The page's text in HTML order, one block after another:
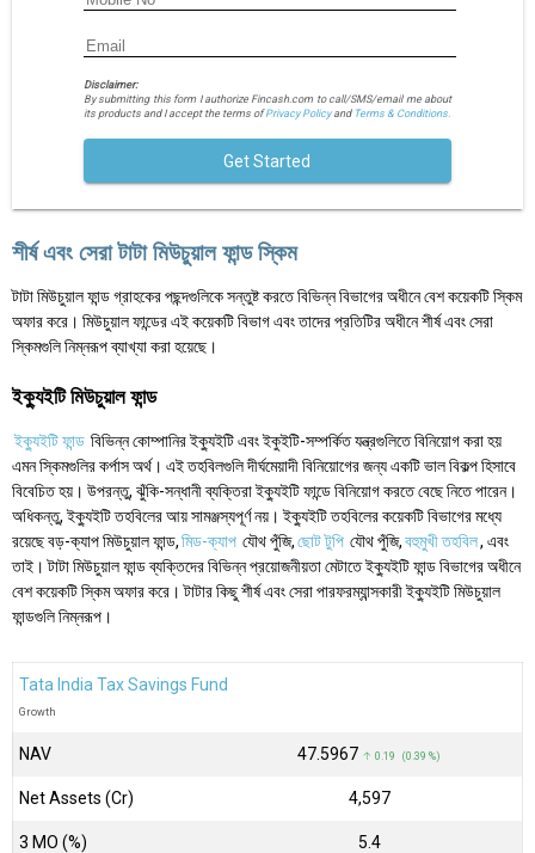
Disclaimer:
By submitting this form I authorize Fincash.com to call/SMS/email me about
its products and I accept the terms ofPrivacy Policyand Terms & Conditions.
Get Started
শীর্ষ এবং সেরা টাটা মিউচুয়াল ফান্ড স্কিম
টাটা মিউচুয়াল ফান্ড গ্রাহকের পছন্দগুলিকে সন্তুষ্ট করতে বিভিন্ন বিভাগের অধীনে বেশ কয়েকটি স্কিম
অফার করে। মিউচুয়াল ফান্ডের এই কয়েকটি বিভাগ এবং তাদের প্রতিটির অধীনে শীর্ষ এবং সেরা
স্কিমগুলি নিম্নরূপ ব্যাখ্যা করা হয়েছে।
ইক্যুইটি মিউচুয়াল ফান্ড
ইক্যুইটি ফান্ড বিভিন্ন কোম্পানির ইক্যুইটি এবং ইকুইটি-সম্পর্কিত যন্ত্রগুলিতে বিনিয়োগ করা হয়
এমন স্কিমগুলির কর্পাস অর্থ। এই তহবিলগুলি দীর্ঘমেয়াদী বিনিয়োগের জন্য একটি ভাল বিকল্প হিসাবে
বিবেচিত হয়। উপরন্তু, ঝুঁকি-সন্ধানী ব্যক্তিরা ইক্যুইটি ফান্ডে বিনিয়োগ করতে বেছে নিতে পারেন।
অধিকন্তু, ইক্যুইটি তহবিলের আয় সামঞ্জস্যপূর্ণ নয়। ইক্যুইটি তহবিলের কয়েকটি বিভাগের মধ্যে
রয়েছে বড়-ক্যাপ মিউচুয়াল ফান্ড,মিড-ক্যাপ যৌথ পুঁজি,ছোট টুপি যৌথ পুঁজি,বহুমুখী তহবিল, এবং
তাই। টাটা মিউচুয়াল ফান্ড ব্যক্তিদের বিভিন্ন প্রয়োজনীয়তা মেটাতে ইক্যুইটি ফান্ড বিভাগের অধীনে
বেশ কয়েকটি স্কিম অফার করে। টাটার কিছু শীর্ষ এবং সেরা পারফরম্যান্সকারী ইক্যুইটি মিউচুয়াল
ফান্ডগুলি নিম্নরূপ।
Tata India Tax Savings Fund
Growth
NAV ₹47.5967 ↑ 0.19 (0.39 %)
Net Assets (Cr) ₹4,597
3 MO (%) 5.4